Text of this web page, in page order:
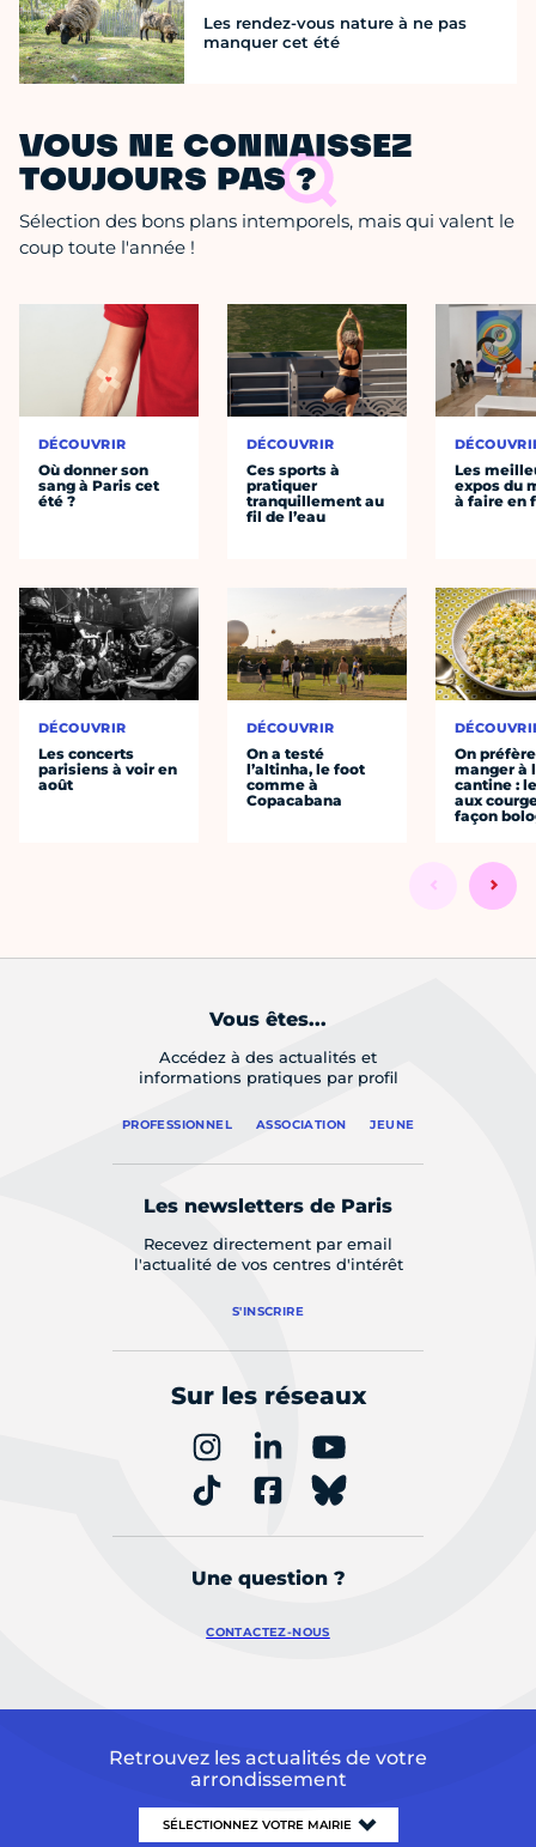
Les rendez-vous nature à ne pas
manquer cet été
VOUS NE CONNAISSEZ
TOUJOURS PAS ?
Sélection des bons plans intemporels, mais qui valent le
coup toute l'année !
DÉCOUVRIR
Où donner son
sang à Paris cet
été ?
DÉCOUVRIR
Les concerts
parisiens à voir en
août
DÉCOUVRIR
Ces sports à
pratiquer
tranquillement au
fil de l’eau
DÉCOUVRIR
On a testé
l’altinha, le foot
comme à
Copacabana
Les
expos du
à faire en
On préfère
manger à
cantine :
aux
façon
Vous êtes...
Accédez à des actualités et
informations pratiques par profil
PROFESSIONNEL ASSOCIATION JEUNE
Les newsletters de Paris
Recevez directement par email
l'actualité de vos centres d'intérêt
S'INSCRIRE
Sur les réseaux
Une question ?
CONTACTEZ-NOUS
Retrouvez les actualités de votre
arrondissement